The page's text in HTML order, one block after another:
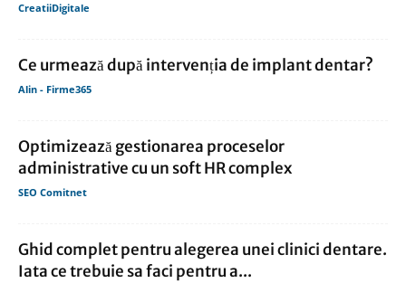
CreatiiDigitale
Ce urmează după intervenția de implant dentar?
Alin - Firme365
Optimizează gestionarea proceselor
administrative cu un soft HR complex
SEO Comitnet
Ghid complet pentru alegerea unei clinici dentare.
Iata ce trebuie sa faci pentru a...